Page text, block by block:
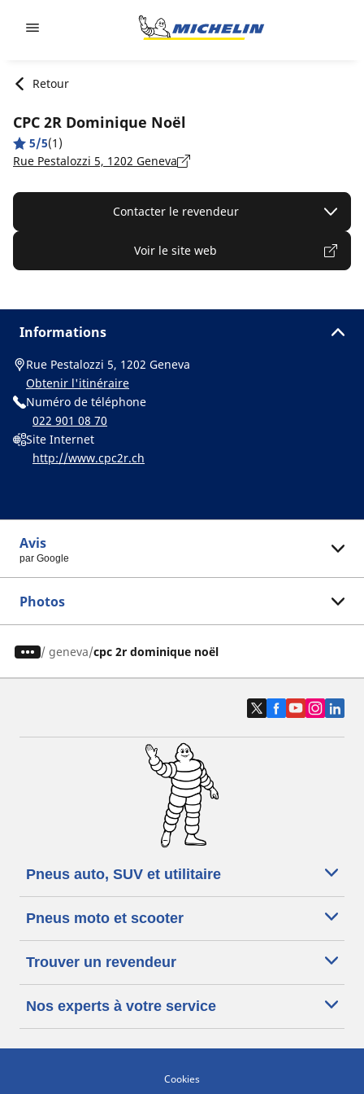
Retour
CPC 2R Dominique Noël
5/5(1)
Rue Pestalozzi 5, 1202 Geneva
Contacter le revendeur
Voir le site web
Informations
Rue Pestalozzi 5, 1202 Geneva
Obtenir l'itinéraire
Numéro de téléphone
022 901 08 70
Site Internet
http://www.cpc2r.ch
Avis
par Google
Photos
/ geneva cpc 2r dominique noël
Pneus auto, SUV et utilitaire
Pneus moto et scooter
Trouver un revendeur
Nos experts à votre service
Cookies